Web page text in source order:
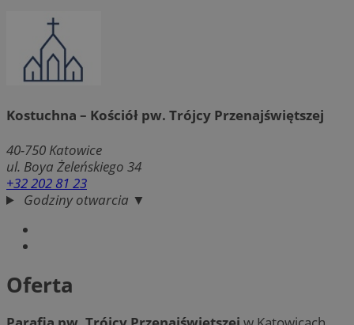
Kostuchna – Kościół pw. Trójcy Przenajświętszej
40-750 Katowice
ul. Boya Żeleńskiego 34
+32 202 81 23
Godziny otwarcia ▼
Oferta